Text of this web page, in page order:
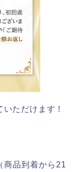
ただけます！
商品到着から21